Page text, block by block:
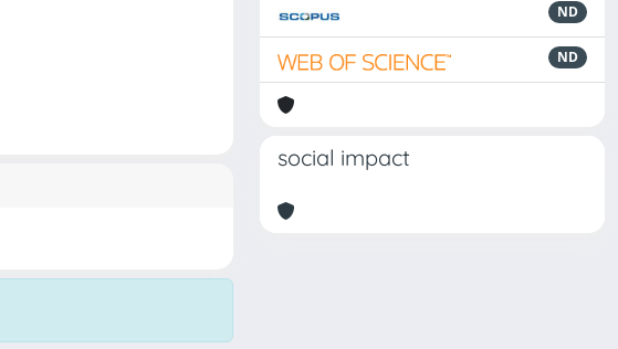
ND
ND
social impact